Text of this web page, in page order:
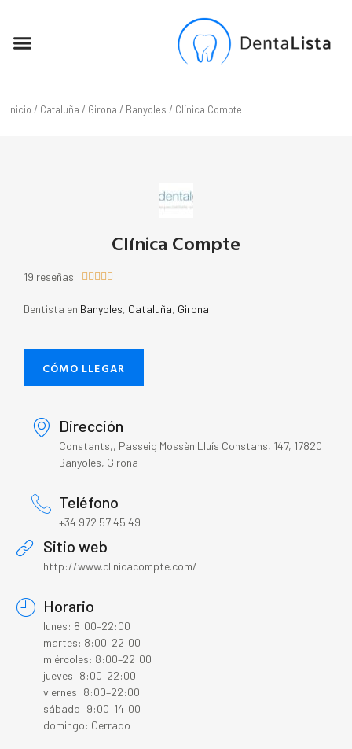
Inicio / Cataluña / Girona / Banyoles / Clínica Compte
Clínica Compte
19 reseñas     
Dentista en Banyoles, Cataluña, Girona
CÓMO LLEGAR
Dirección
Constants,, Passeig Mossèn Lluís Constans, 147, 17820
Banyoles, Girona
Teléfono
+34 972 57 45 49
Sitio web
http://www.clinicacompte.com/
Horario
lunes: 8:00–22:00
martes: 8:00–22:00
miércoles: 8:00–22:00
jueves: 8:00–22:00
viernes: 8:00–22:00
sábado: 9:00–14:00
domingo: Cerrado